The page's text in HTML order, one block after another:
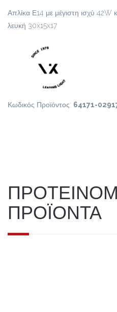
Απλίκα Ε14 με μέγιστη ισχύ
λευκή 30x15x17
Κωδικός Προϊόντος: 64171-
ΠΡΟΪΟΝΤΑ